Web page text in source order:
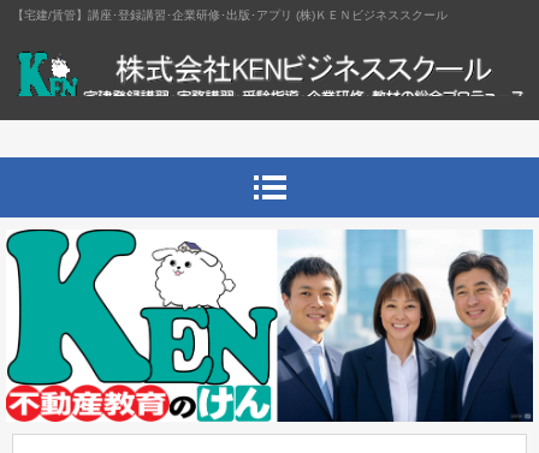
【宅建/賃管】講座･登録講習･企業研修･出版･アプリ (株)ＫＥＮビジネススクール